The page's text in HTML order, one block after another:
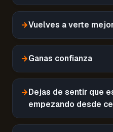
→Vuelves a verte
→Ganas confianza
→Dejas de sentir que
empezando desde